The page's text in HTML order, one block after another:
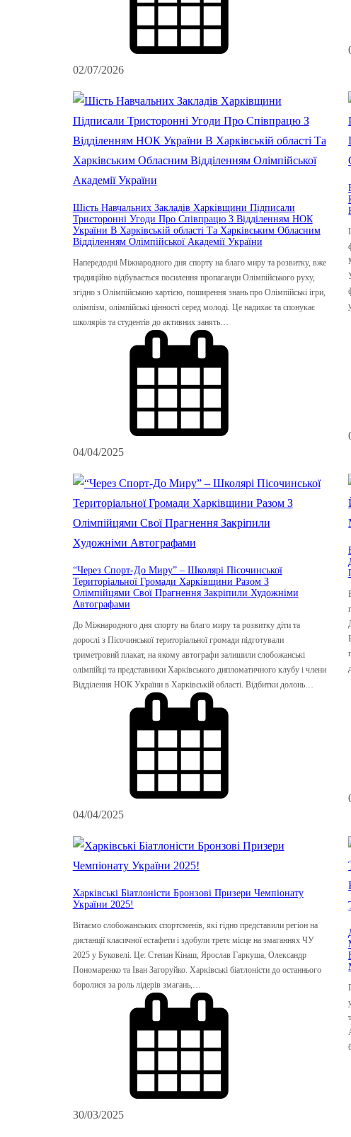
02/07/2026
Шість Навчальних Закладів Харківщини Підписали
Тристоронні Угоди Про Співпрацю З Відділенням НОК
України В Харківській області Та Харківським Обласним
Відділенням Олімпійської Академії України
Напередодні Міжнародного дня спорту на благо миру та розвитку, вже
традиційно відбувається посилення пропаганди Олімпійського руху,
згідно з Олімпійською хартією, поширення знань про Олімпійські ігри,
олімпізм, олімпійські цінності серед молоді. Це надихає та спонукає
школярів та студентів до активних занять…
04/04/2025
“Через Спорт-До Миру” – Школярі Пісочинської
Територіальної Громади Харківщини Разом З
Олімпійцями Свої Прагнення Закріпили Художніми
Автографами
До Міжнародного дня спорту на благо миру та розвитку діти та
дорослі з Пісочинської територіальної громади підготували
триметровий плакат, на якому автографи залишили слобожанські
олімпійці та представники Харківського дипломатичного клубу і члени
Відділення НОК України в Харківській області. Відбитки долонь…
04/04/2025
Харківські Біатлоністи Бронзові Призери Чемпіонату
України 2025!
Вітаємо слобожанських спортсменів, які гідно представили регіон на
дистанції класичної естафети і здобули третє місце на змаганнях ЧУ
2025 у Буковелі. Це: Степан Кінаш, Ярослав Гаркуша, Олександр
Пономаренко та Іван Загоруйко. Харківські біатлоністи до останнього
боролися за роль лідерів змагань,…
30/03/2025